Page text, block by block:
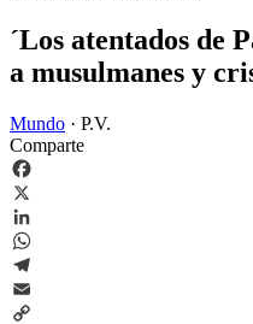
´Los atentados de
a musulmanes y
Mundo · P.V.
Comparte
Facebook
X
LinkedIn
WhatsApp
Telegram
Email